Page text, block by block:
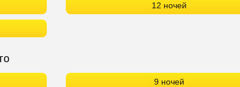
12 ночей
9 ночей